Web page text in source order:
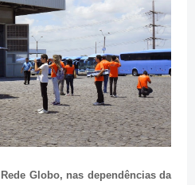
Globo, nas dependências da